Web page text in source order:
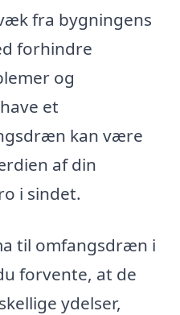
fra bygningens
forhindre
og
et
kan være
af din
i sindet.
til omfangsdræn i
forvente, at de
ydelser,